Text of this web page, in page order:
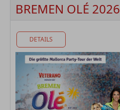
BREMEN OLÉ 2026
DETAILS